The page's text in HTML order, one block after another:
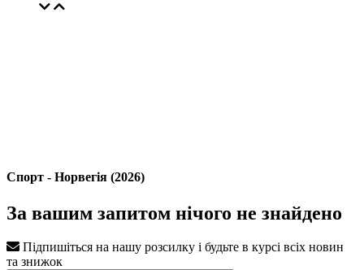
Спорт - Норвегія (2026)
За вашим запитом нічого не знайдено
Підпишіться на нашу розсилку і будьте в курсі всіх новин
та знижок